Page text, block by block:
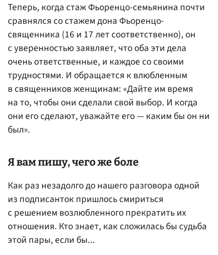
Теперь, когда стаж Фьоренцо-семьянина почти
сравнялся со стажем дона Фьоренцо-
священника (16 и 17 лет соответственно), он
с уверенностью заявляет, что оба эти дела
очень ответственные, и каждое со своими
трудностями. И обращается к влюбленным
в священников женщинам: «Дайте им время
на то, чтобы они сделали свой выбор. И когда
они его сделают, уважайте его — каким бы он ни
был».
Я вам пишу, чего же боле
Как раз незадолго до нашего разговора одной
из подписанток пришлось смириться
с решением возлюбленного прекратить их
отношения. Кто знает, как сложилась бы судьба
этой пары, если бы...